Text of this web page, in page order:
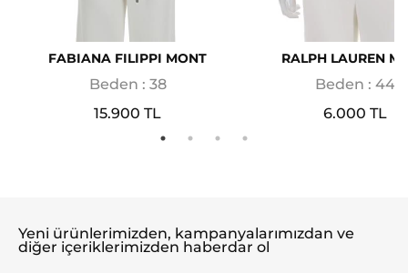
FABIANA FILIPPI MONT
Beden : 38
15.900 TL
RALPH LAUREN
Beden : 44
6.000 TL
Yeni ürünlerimizden, kampanyalarımızdan ve
diğer içeriklerimizden haberdar ol